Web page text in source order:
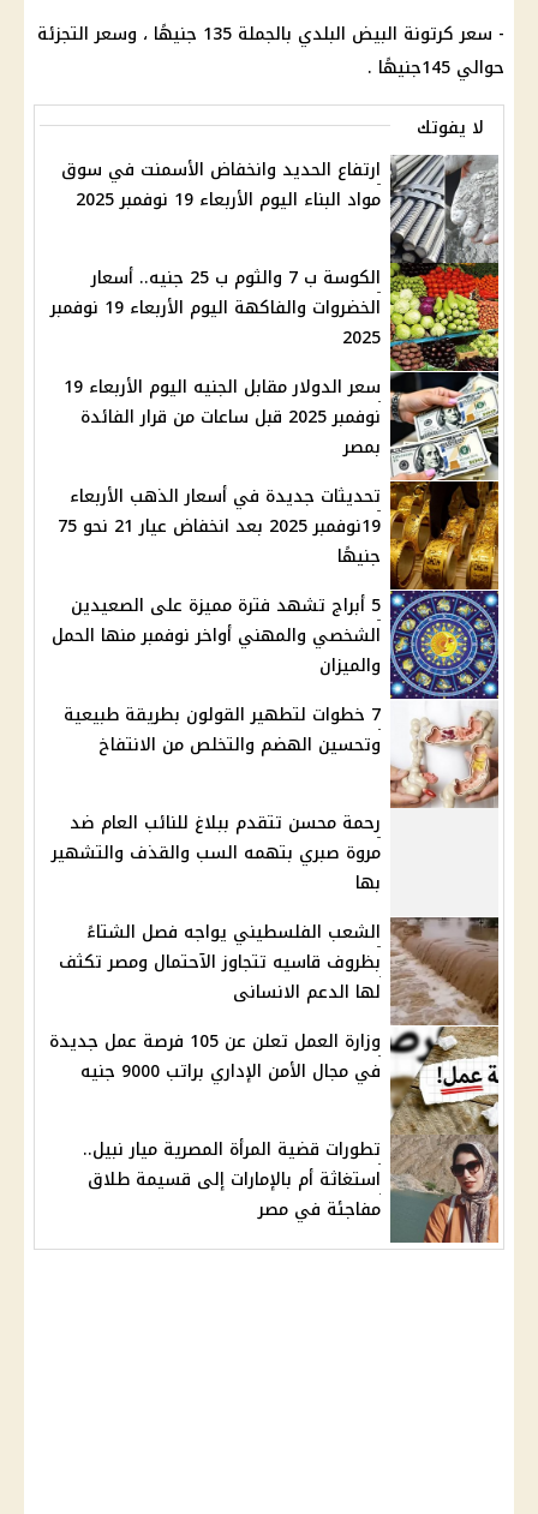
- سعر كرتونة البيض البلدي بالجملة 135 جنيهًا ، وسعر التجزئة
حوالي 145جنيهًا .
لا يفوتك
ارتفاع الحديد وانخفاض الأسمنت في سوق
مواد البناء اليوم الأربعاء 19 نوفمبر 2025
الكوسة ب 7 والثوم ب 25 جنيه.. أسعار
الخضروات والفاكهة اليوم الأربعاء 19 نوفمبر
2025
سعر الدولار مقابل الجنيه اليوم الأربعاء 19
نوفمبر 2025 قبل ساعات من قرار الفائدة
بمصر
تحديثات جديدة في أسعار الذهب الأربعاء
19نوفمبر 2025 بعد انخفاض عيار 21 نحو 75
جنيهًا
5 أبراج تشهد فترة مميزة على الصعيدين
الشخصي والمهني أواخر نوفمبر منها الحمل
والميزان
7 خطوات لتطهير القولون بطريقة طبيعية
وتحسين الهضم والتخلص من الانتفاخ
رحمة محسن تتقدم ببلاغ للنائب العام ضد
مروة صبري بتهمه السب والقذف والتشهير
بها
الشعب الفلسطيني يواجه فصل الشتاءً
بظروف قاسيه تتجاوز الآحتمال ومصر تكثف
لها الدعم الانسانى
وزارة العمل تعلن عن 105 فرصة عمل جديدة
في مجال الأمن الإداري براتب 9000 جنيه
تطورات قضية المرأة المصرية ميار نبيل..
استغاثة أم بالإمارات إلى قسيمة طلاق
مفاجئة في مصر